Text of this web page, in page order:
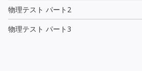
物理テスト パート2
物理テスト パート3